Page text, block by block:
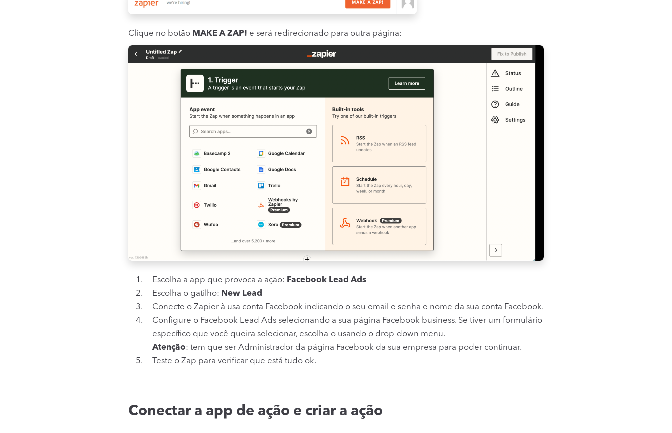
Clique no botão MAKE A ZAP! e será redirecionado para outra página:
Escolha a app que provoca a ação: Facebook Lead Ads
Escolha o gatilho: New Lead
Conecte o Zapier à usa conta Facebook indicando o seu email e senha e nome da sua conta Facebook.
Configure o Facebook Lead Ads selecionando a sua página Facebook business. Se tiver um formulário
específico que você queira selecionar, escolha-o usando o drop-down menu.
Atenção: tem que ser Administrador da página Facebook da sua empresa para poder continuar.
Teste o Zap para verificar que está tudo ok.
Conectar a app de ação e criar a ação